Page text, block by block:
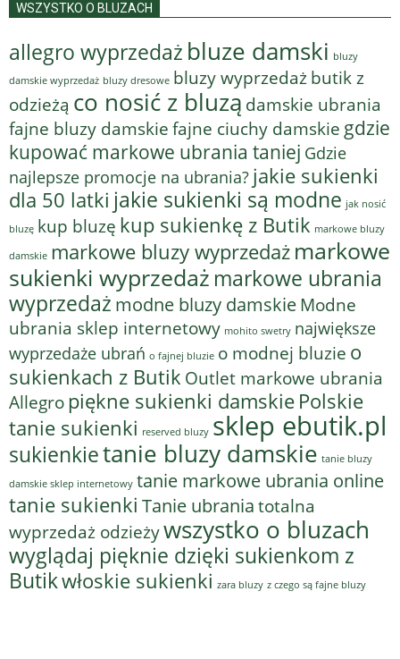
WSZYSTKO O BLUZACH
allegro wyprzedaż bluze damski bluzy
damskie wyprzedaż bluzy dresowe bluzy wyprzedaż butik z
odzieżą co nosić z bluzą damskie ubrania
fajne bluzy damskiefajne ciuchy damskie gdzie
kupować markowe ubrania taniej Gdzie
najlepsze promocje na ubrania? jakie sukienki
dla 50 latki jakie sukienki są modne jak nosić
bluzę kup bluzę kup sukienkę z Butik markowe bluzy
damskie markowe bluzy wyprzedaż markowe
sukienki wyprzedaż markowe ubrania
wyprzedaż modne bluzy damskie Modne
ubrania sklep internetowy mohito swetry największe
wyprzedaże ubrań o fajnej bluzie o modnej bluzie o
sukienkach z Butik Outlet markowe ubrania
Allegropiękne sukienki damskie Polskie
tanie sukienki reserved bluzy sklep ebutik.pl
sukienkietanie bluzy damskie tanie bluzy
damskie sklep internetowy tanie markowe ubrania online
tanie sukienki Tanie ubrania totalna
wyprzedaż odzieżywszystko o bluzach
wyglądaj pięknie dzięki sukienkom z
Butikwłoskie sukienki zara bluzy z czego są fajne bluzy